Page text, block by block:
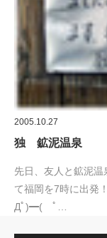
2005.10.27
独 鉱泥温泉
先日、友人と鉱泥
て福岡を7時に出発
Дﾟ)━( ﾟ…